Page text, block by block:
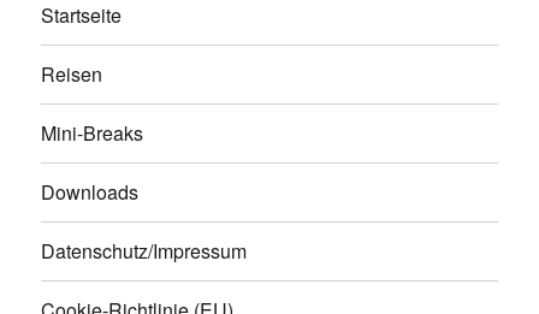
Startseite
Reisen
Mini-Breaks
Downloads
Datenschutz/Impressum